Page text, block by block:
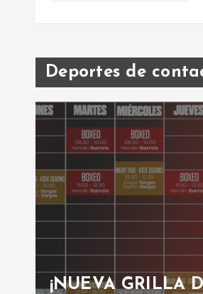
Deportes de
¡NUEVA GRILLA